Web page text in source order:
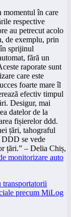
momentul în care
respective
au petrecut acolo
de exemplu, prin
sprijinul
fără un
raporate sunt
care este
foarte mare îl
efectiv timpul
Desigur, mai
datelor de la
fișierelor ddd.
țări, tahograful
DDD se vede
țări.” – Delia Chiș,
monitorizare auto